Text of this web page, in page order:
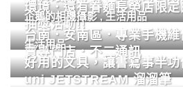
環境．還有眷麵長榮店限
抽獎活動!!
企鵝的相機攝影,生活用品
台南．安南區．專業手機
賣專門店．不二通訊
生活用品
好用的文具，讓書寫事半
uni JETSTREAM 溜溜筆